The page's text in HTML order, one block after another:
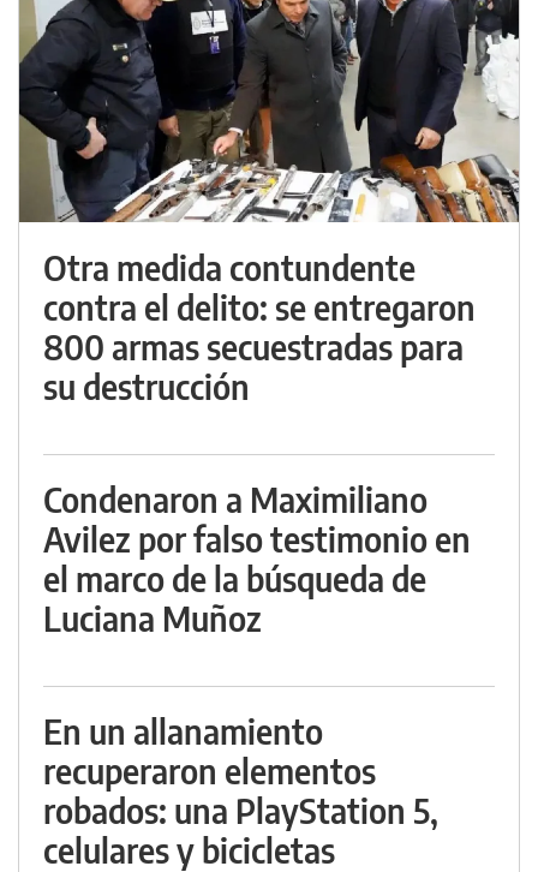
Otra medida contundente
contra el delito: se entregaron
800 armas secuestradas para
su destrucción
Condenaron a Maximiliano
Avilez por falso testimonio en
el marco de la búsqueda de
Luciana Muñoz
En un allanamiento
recuperaron elementos
robados: una PlayStation 5,
celulares y bicicletas